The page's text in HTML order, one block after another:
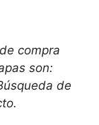
compra
son:
de